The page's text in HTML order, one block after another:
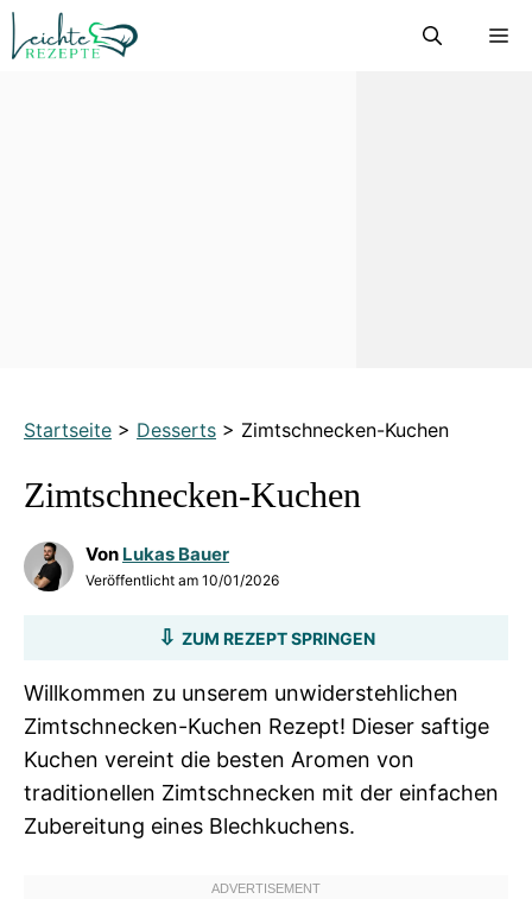
Zum
Inhalt
Startseite > Desserts > Zimtschnecken-Kuchen
Zimtschnecken-Kuchen
Von Lukas Bauer
Veröffentlicht am 10/01/2026
ZUM REZEPT SPRINGEN
Willkommen zu unserem unwiderstehlichen
Zimtschnecken-Kuchen Rezept! Dieser saftige
Kuchen vereint die besten Aromen von
traditionellen Zimtschnecken mit der einfachen
Zubereitung eines Blechkuchens.